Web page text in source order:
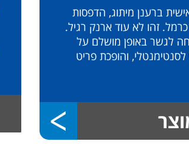
ברענן מיתוג, הדפסות
זהו לא עוד ארנק רגיל.
לגשר באופן מושלם על
והופכת פריט